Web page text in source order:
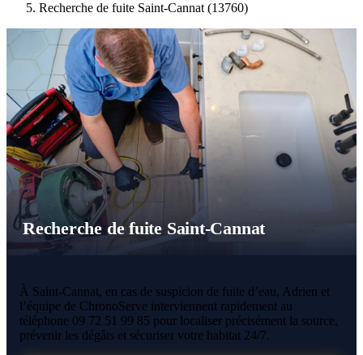
Recherche de fuite Saint-Cannat (13760)
Recherche de fuite Saint-Cannat
À Saint-Cannat, en cas de suspicion de fuite d’eau, Adrien et
l’équipe de ChronoServe interviennent rapidement au
téléphone 09 72 51 99 85 pour localiser précisément la source,
prévenir les dégâts et sécuriser votre habitat 24/7.